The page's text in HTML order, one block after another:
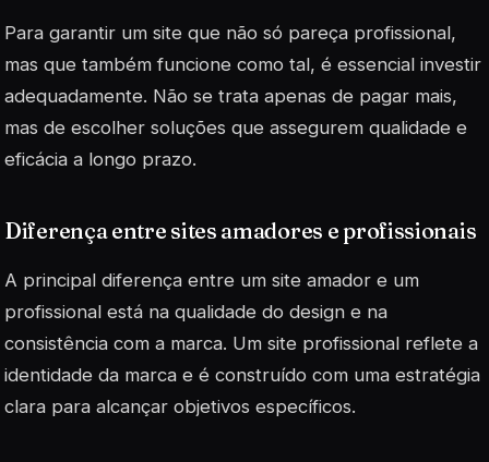
Para garantir um site que não só pareça profissional,
mas que também funcione como tal, é essencial investir
adequadamente. Não se trata apenas de pagar mais,
mas de escolher soluções que assegurem qualidade e
eficácia a longo prazo.
Diferença entre sites amadores e profissionais
A principal diferença entre um site amador e um
profissional está na qualidade do design e na
consistência com a marca. Um site profissional reflete a
identidade da marca e é construído com uma estratégia
clara para alcançar objetivos específicos.